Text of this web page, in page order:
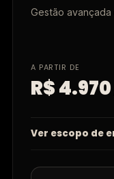
Gestão
A PARTIR DE
R$ 4.970
Ver escopo de